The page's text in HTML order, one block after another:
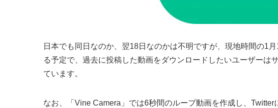
日本でも同日なのか、翌18日なのかは不明ですが、現地時間の1
る予定で、過去に投稿した動画をダウンロードしたいユーザーは
ています。
なお、「Vine Camera」では6秒間のループ動画を作成し、